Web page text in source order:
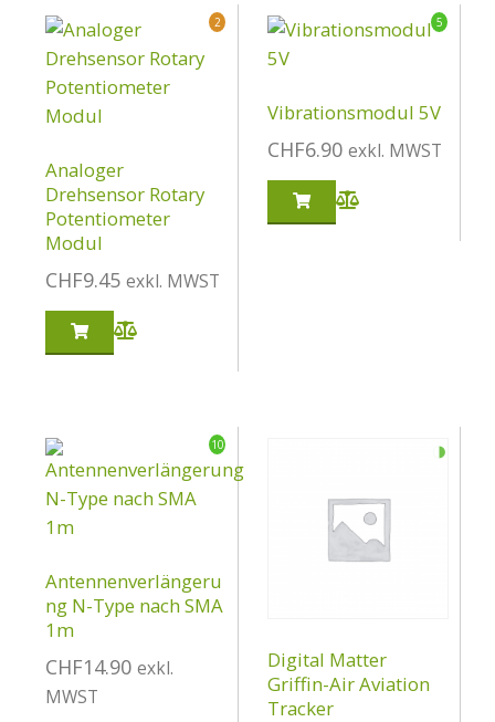
2
Analoger
Drehsensor Rotary
Potentiometer
Modul
CHF9.45 exkl. MWST
5
Vibrationsmodul 5V
CHF6.90 exkl. MWST
10
Antennenverlängeru
ng N-Type nach SMA
1m
CHF14.90 exkl.
MWST
◑
Digital Matter
Griffin-Air Aviation
Tracker